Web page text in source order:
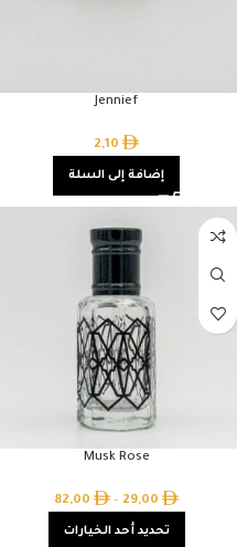
Jennief
2,10
إضافة إلى السلة
Musk Rose
29,00
–
82,00
تحديد أحد الخيارات